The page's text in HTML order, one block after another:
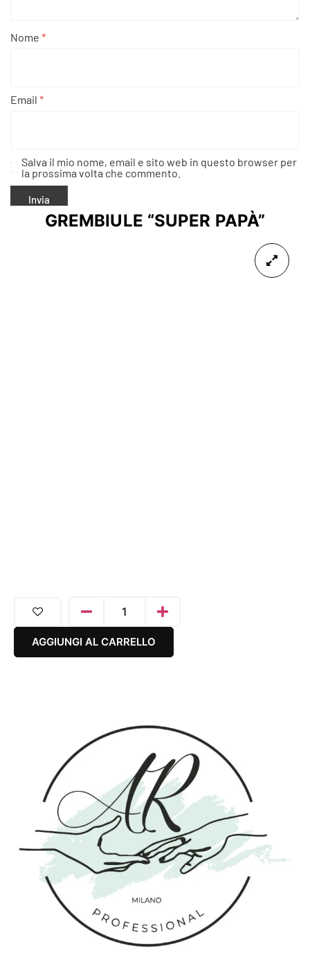
Nome *
Email *
Salva il mio nome, email e sito web in questo browser per
la prossima volta che commento.
GREMBIULE “SUPER PAPÀ”
AGGIUNGI AL CARRELLO